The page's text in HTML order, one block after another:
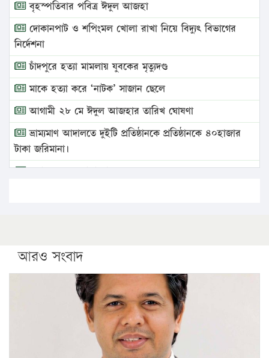
বৃহস্পতিবার পবিত্র ঈদুল আজহা
দোকানপাট ও শপিংমল খোলা রাখা নিয়ে বিদ্যুৎ বিভাগের
নির্দেশনা
চাঁদপুরে হত্যা মামলায় যুবকের মৃত্যুদণ্ড
মাকে হত্যা করে ‘নাটক’ সাজান ছেলে
আগামী ২৮ মে ঈদুল আজহার তারিখ ঘোষণা
ভ্রাম্যমাণ আদালতে দুইটি প্রতিষ্ঠানকে প্রতিষ্ঠানকে ৪০হাজার
টাকা জরিমানা।
এবার লঞ্চের ভাড়া বাড়ল
পিএইচডি করছেন কুয়েটের কৃতি…
সারা দেশে বজ্রাঘাতে ১৪ জনের প্রাণহানি
কঠোর হচ্ছে এসএসসি ও এইচএসসি পরীক্ষা
ফরিদগঞ্জে আগুনে পুড়লো ৬ ব্যবসা প্রতিষ্ঠান
আরও সংবাদ